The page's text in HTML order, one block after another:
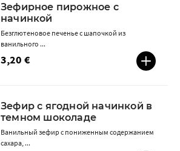
Зефирное пирожное с
начинкой
3,20 €
Безглютеновое печенье с шапочкой из
ванильного ...
Зефир с ягодной начинкой в ​​
темном шоколаде
Ванильный зефир с пониженным содержанием
сахара, ...